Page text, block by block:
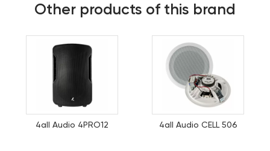
Other products of this brand
4all Audio 4PRO12 4all Audio CELL 506